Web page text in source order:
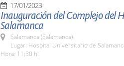
17/01/2023
Inauguración del Complejo del
Salamanca
Salamanca (Salamanca)
Lugar: Hospital Universitario de
Hora: 11:30 h.